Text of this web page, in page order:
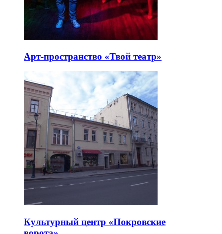
Арт-пространство «Твой театр»
Культурный центр «Покровские